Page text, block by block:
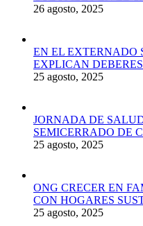
26 agosto, 2025
EN EL EXTERNADO
EXPLICAN
25 agosto, 2025
JORNADA DE
SEMICERRADO DE
25 agosto, 2025
ONG CRECER EN
CON HOGARES
25 agosto, 2025